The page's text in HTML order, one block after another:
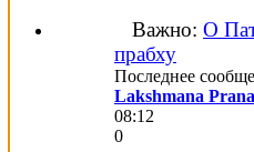
Важно: О
прабху
Последнее
Lakshmana
08:12
0